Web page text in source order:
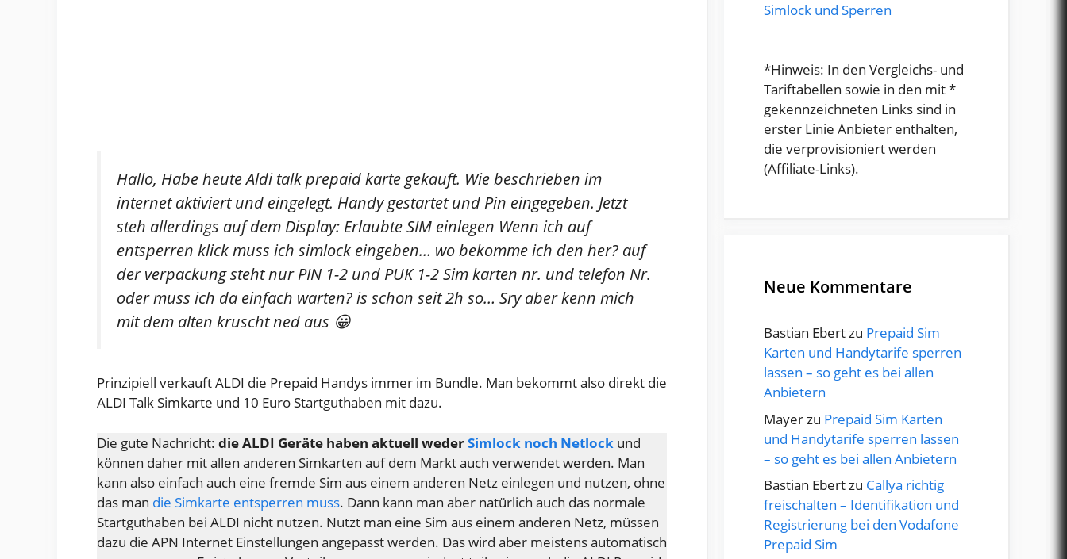
Hallo, Habe heute Aldi talk prepaid karte gekauft. Wie beschrieben im
internet aktiviert und eingelegt. Handy gestartet und Pin eingegeben. Jetzt
steh allerdings auf dem Display: Erlaubte SIM einlegen Wenn ich auf
entsperren klick muss ich simlock eingeben… wo bekomme ich den her? auf
der verpackung steht nur PIN 1-2 und PUK 1-2 Sim karten nr. und telefon Nr.
oder muss ich da einfach warten? is schon seit 2h so… Sry aber kenn mich
mit dem alten kruscht ned aus 😀
Prinzipiell verkauft ALDI die Prepaid Handys immer im Bundle. Man bekommt also direkt die
ALDI Talk Simkarte und 10 Euro Startguthaben mit dazu.
Die gute Nachricht: die ALDI Geräte haben aktuell wederSimlock noch Netlock und
können daher mit allen anderen Simkarten auf dem Markt auch verwendet werden. Man
kann also einfach auch eine fremde Sim aus einem anderen Netz einlegen und nutzen, ohne
das man die Simkarte entsperren muss. Dann kann man aber natürlich auch das normale
Startguthaben bei ALDI nicht nutzen. Nutzt man eine Sim aus einem anderen Netz, müssen
dazu die APN Internet Einstellungen angepasst werden. Das wird aber meistens automatisch
Simlock und Sperren
*Hinweis: In den Vergleichs- und
Tariftabellen sowie in den mit *
gekennzeichneten Links sind in
erster Linie Anbieter enthalten,
die verprovisioniert werden
(Affiliate-Links).
Neue Kommentare
Bastian Ebertzu Prepaid Sim
Karten und Handytarife sperren
lassen – so geht es bei allen
Anbietern
Mayer zu Prepaid Sim Karten
und Handytarife sperren lassen
– so geht es bei allen Anbietern
Bastian Ebertzu Callya richtig
freischalten – Identifikation und
Registrierung bei den Vodafone
Prepaid Sim